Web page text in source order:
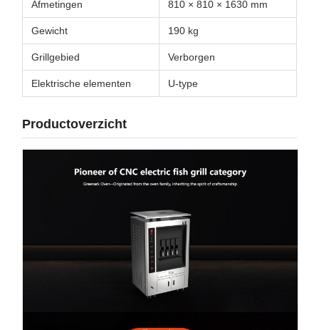
Afmetingen 810 × 810 × 1630 mm
Gewicht 190 kg
Grillgebied Verborgen
Elektrische elementen U-type
Productoverzicht